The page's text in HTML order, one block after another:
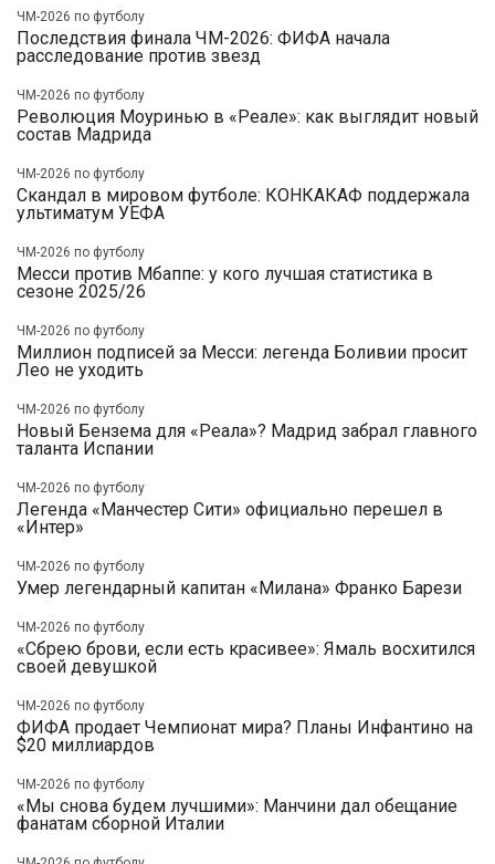
ЧМ-2026 по футболу
Последствия финала ЧМ-2026: ФИФА начала
расследование против звезд
ЧМ-2026 по футболу
Революция Моуринью в «Реале»: как выглядит новый
состав Мадрида
ЧМ-2026 по футболу
Скандал в мировом футболе: КОНКАКАФ поддержала
ультиматум УЕФА
ЧМ-2026 по футболу
Месси против Мбаппе: у кого лучшая статистика в
сезоне 2025/26
ЧМ-2026 по футболу
Миллион подписей за Месси: легенда Боливии просит
Лео не уходить
ЧМ-2026 по футболу
Новый Бензема для «Реала»? Мадрид забрал главного
таланта Испании
ЧМ-2026 по футболу
Легенда «Манчестер Сити» официально перешел в
«Интер»
ЧМ-2026 по футболу
Умер легендарный капитан «Милана» Франко Барези
ЧМ-2026 по футболу
«Сбрею брови, если есть красивее»: Ямаль восхитился
своей девушкой
ЧМ-2026 по футболу
ФИФА продает Чемпионат мира? Планы Инфантино на
$20 миллиардов
ЧМ-2026 по футболу
«Мы снова будем лучшими»: Манчини дал обещание
фанатам сборной Италии